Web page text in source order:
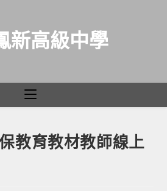
新高級中學
保教育教材教師線上